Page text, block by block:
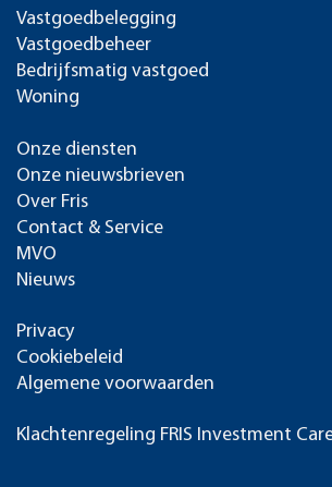
Vastgoedbelegging
Vastgoedbeheer
Bedrijfsmatig vastgoed
Woning
Onze diensten
Onze nieuwsbrieven
Over Fris
Contact & Service
MVO
Nieuws
Privacy
Cookiebeleid
Algemene voorwaarden
Klachtenregeling FRIS Investment Care